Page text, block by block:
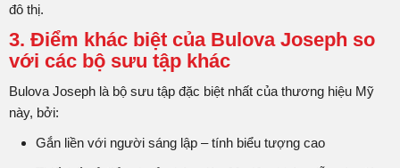
đô thị.
3. Điểm khác biệt của Bulova Joseph so
với các bộ sưu tập khác
Bulova Joseph là bộ sưu tập đặc biệt nhất của thương hiệu Mỹ
này, bởi:
Gắn liền với người sáng lập – tính biểu tượng cao